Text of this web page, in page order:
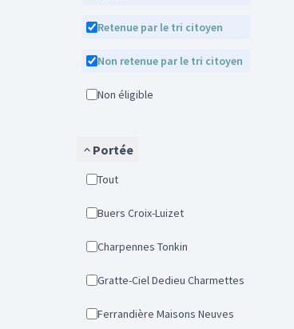
Retenue par le tri citoyen
Non retenue par le tri citoyen
Non éligible
Portée
Tout
Buers Croix-Luizet
Charpennes Tonkin
Gratte-Ciel Dedieu Charmettes
Ferrandière Maisons Neuves